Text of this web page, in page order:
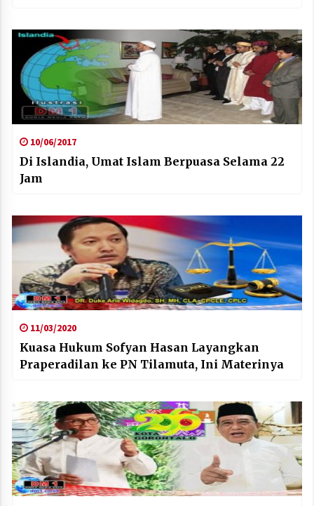
10/06/2017
Di Islandia, Umat Islam Berpuasa Selama 22
Jam
11/03/2020
Kuasa Hukum Sofyan Hasan Layangkan
Praperadilan ke PN Tilamuta, Ini Materinya